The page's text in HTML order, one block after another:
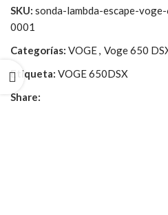
SKU: sonda-lambda-escape-
0001
Categorías: VOGE, Voge 650
Etiqueta: VOGE 650DSX
Share: